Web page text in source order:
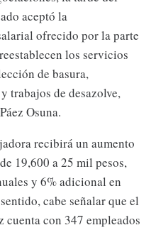
aceptó la
ofrecido por la parte
los servicios
de basura,
trabajos de desazolve,
Osuna.
recibirá un aumento
19,600 a 25 mil pesos,
y 6% adicional en
cabe señalar que el
con 347 empleados